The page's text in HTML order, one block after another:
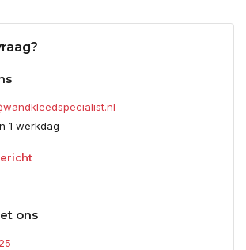
1 werkdag
ons